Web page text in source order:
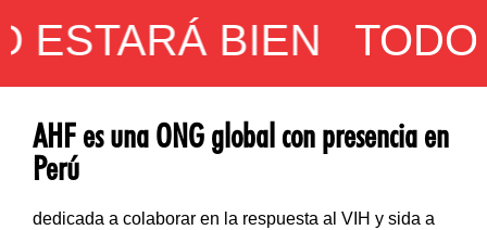
BIEN TODO
AHF es una ONG global con presencia en
Perú
dedicada a colaborar en la respuesta al VIH y sida a